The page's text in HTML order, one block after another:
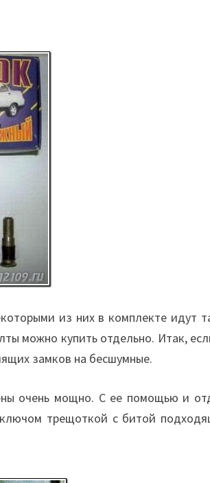
из них в комплекте идут
можно купить отдельно. Итак,
замков на бесшумные.
очень мощно. С ее помощью и
трещоткой с битой